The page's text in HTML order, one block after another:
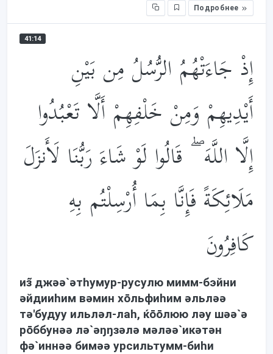
Подробнее
41:14
إِذْ جَاءَتْهُمُ الرُّسُلُ مِن بَيْنِ
أَيْدِيهِمْ وَمِنْ خَلْفِهِمْ أَلَّا تَعْبُدُوا
إِلَّا اللَّهَ ۖ قَالُوا لَوْ شَاءَ رَبُّنَا لَأَنزَلَ
مَلَائِكَةً فَإِنَّا بِمَا أُرْسِلْتُم بِهِ
كَافِرُونَ
из̃ джəə`əтhумур-русулю мимм-бэйни
əйдииhим вəмин хōльфиhим əльлəə
тə'будуу ильлəл-лаh, ќōōлюю лəу шəə`ə
рōббунəə лə`əŋŋзəлə мəлəə`икəтəн
фə`иннəə бимəə урсильтумм-биhи